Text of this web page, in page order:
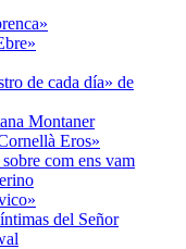
de cada día» de
Montaner
Eros»
com ens vam
del Señor